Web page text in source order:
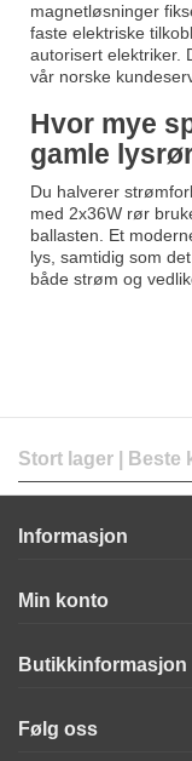
magnetløsninger
faste elektriske
autorisert elektriker.
vår norske
Hvor mye
gamle
Du halverer
med 2x36W rør
ballasten. Et
lys, samtidig som
både strøm og
Stort lager | Beste
Informasjon
Min konto
Butikkinformasjon
Følg oss